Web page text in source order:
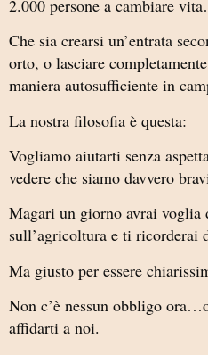
2.000 persone a cambiare
Che sia crearsi un’entrata
orto, o lasciare
maniera autosufficiente in
La nostra filosofia è questa:
Vogliamo aiutarti senza
vedere che siamo davvero
Magari un giorno avrai voglia
sull’agricoltura e ti ricorderai
Ma giusto per essere
Non c’è nessun obbligo
affidarti a noi.